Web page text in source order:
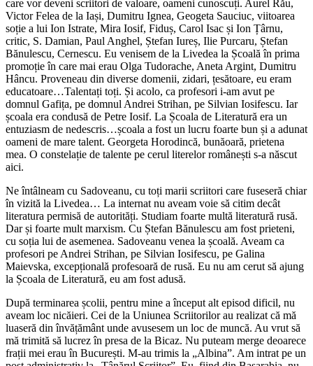
care vor deveni scriitori de valoare, oameni cunoscuți. Aurel Rău,
Victor Felea de la Iași, Dumitru Ignea, Geogeta Sauciuc, viitoarea
soție a lui Ion Istrate, Mira Iosif, Fiduș, Carol Isac și Ion Țârnu,
critic, S. Damian, Paul Anghel, Ștefan Iureș, Ilie Purcaru, Ștefan
Bănulescu, Cernescu. Eu venisem de la Livedea la Școală în prima
promoție în care mai erau Olga Tudorache, Aneta Argint, Dumitru
Hâncu. Proveneau din diverse domenii, zidari, țesătoare, eu eram
educatoare…Talentați toți. Și acolo, ca profesori i-am avut pe
domnul Gafița, pe domnul Andrei Strihan, pe Silvian Iosifescu. Iar
școala era condusă de Petre Iosif. La Școala de Literatură era un
entuziasm de nedescris…școala a fost un lucru foarte bun și a adunat
oameni de mare talent. Georgeta Horodincă, bunăoară, prietena
mea. O constelație de talente pe cerul literelor românești s-a născut
aici.
Ne întâlneam cu Sadoveanu, cu toți marii scriitori care fuseseră chiar
în vizită la Livedea… La internat nu aveam voie să citim decât
literatura permisă de autorități. Studiam foarte multă literatură rusă.
Dar și foarte mult marxism. Cu Ștefan Bănulescu am fost prieteni,
cu soția lui de asemenea. Sadoveanu venea la școală. Aveam ca
profesori pe Andrei Strihan, pe Silvian Iosifescu, pe Galina
Maievska, excepțională profesoară de rusă. Eu nu am cerut să ajung
la Școala de Literatură, eu am fost adusă.
După terminarea școlii, pentru mine a început alt episod dificil, nu
aveam loc nicăieri. Cei de la Uniunea Scriitorilor au realizat că mă
luaseră din învățământ unde avusesem un loc de muncă. Au vrut să
mă trimită să lucrez în presa de la Bicaz. Nu puteam merge deoarece
frații mei erau în București. M-au trimis la „Albina”. Am intrat pe un